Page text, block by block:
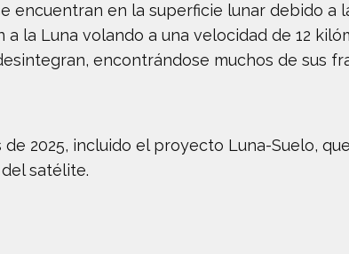
encuentran en la superficie lunar debido a
la Luna volando a una velocidad de 12
encontrándose muchos de sus
2025, incluido el proyecto Luna-Suelo,
satélite.